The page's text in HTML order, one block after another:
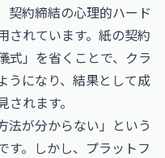
契約締結の心理的ハード
されています。紙の契約
式」を省くことで、クラ
うになり、結果として成
れます。
法が分からない」という
す。しかし、プラットフ